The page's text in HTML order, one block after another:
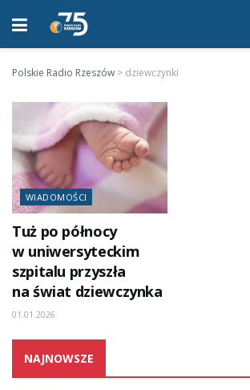
Polskie Radio Rzeszów > dziewczynki
WIADOMOŚCI
Tuż po północy
w uniwersyteckim
szpitalu przyszła
na świat dziewczynka
01.01.2026
NAJNOWSZE